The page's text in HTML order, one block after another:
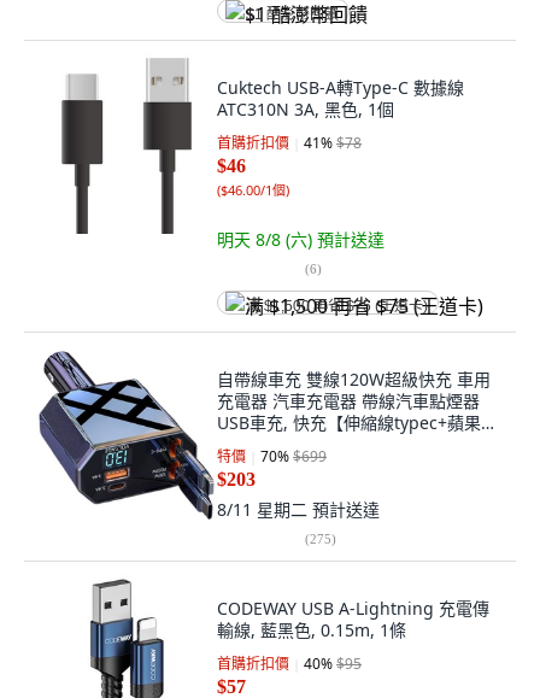
$1 酷澎幣回饋
Cuktech USB-A轉Type-C 數據線
ATC310N 3A, 黑色, 1個
首購折扣價 41%$78
$46
($46.00/1個)
明天 8/8 (六) 預計送達
(6)
满 $1,500 再省 $75 (王道卡)
自帶線車充 雙線120W超級快充 車用
充電器 汽車充電器 帶線汽車點煙器
USB車充, 快充【伸縮線typec+蘋果】,
BSMI 認證
特價 70%$699
$203
8/11 星期二 預計送達
(275)
CODEWAY USB A-Lightning 充電傳
輸線, 藍黑色, 0.15m, 1條
首購折扣價 40%$95
$57